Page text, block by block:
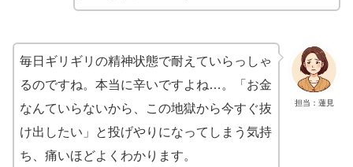
担当：蓮見
毎日ギリギリの精神状態で耐えていらっしゃ
るのですね。本当に辛いですよね…。「お金
なんていらないから、この地獄から今すぐ抜
け出したい」と投げやりになってしまう気持
ち、痛いほどよくわかります。